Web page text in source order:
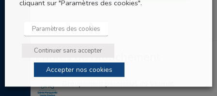
Entités de rattachement
cliquant sur "Paramètres des cookies".
Paramètres des cookies
Continuer sans accepter
Accepter nos cookies